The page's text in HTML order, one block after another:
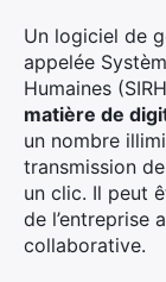
Un logiciel de
appelée
Humaines
matière de
un nombre
transmission
un clic. Il peut
de l’entreprise
collaborative.